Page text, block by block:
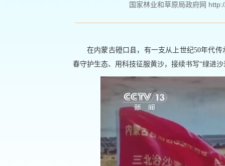
国家林业和草原局政府网
在内蒙古磴口县，有一支从上世纪50年代
春守护生态、用科技征服黄沙，接续书写“绿进